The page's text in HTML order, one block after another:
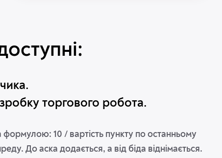
торгового робота.
формулою: 10 / вартість пункту по останньому
До аска додається, а від біда віднімається.